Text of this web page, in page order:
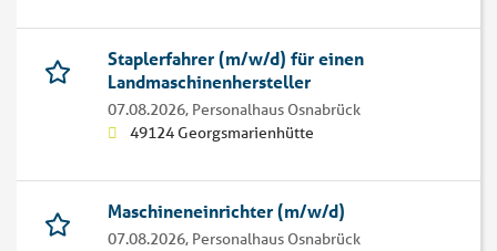
Staplerfahrer (m/w/d) für einen
Landmaschinenhersteller
07.08.2026, Personalhaus Osnabrück
49124 Georgsmarienhütte
Maschineneinrichter (m/w/d)
07.08.2026, Personalhaus Osnabrück